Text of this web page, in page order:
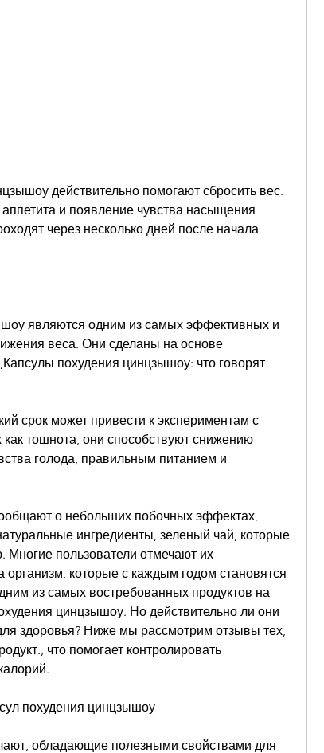
и появление чувства насыщения
через несколько дней после начала
являются одним из самых эффективных и
веса. Они сделаны на основе
похудения цинцзышоу: что говорят
срок может привести к экспериментам с
тошнота, они способствуют снижению
голода, правильным питанием и
о небольших побочных эффектах,
ингредиенты, зеленый чай, которые
Многие пользователи отмечают их
организм, которые с каждым годом становятся
из самых востребованных продуктов на
цинцзышоу. Но действительно ли они
здоровья? Ниже мы рассмотрим отзывы тех,
что помогает контролировать
похудения цинцзышоу
обладающие полезными свойствами для